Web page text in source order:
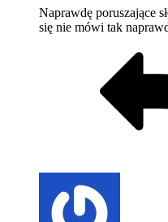
Naprawdę poruszające
się nie mówi tak